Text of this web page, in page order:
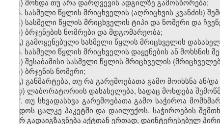
ე) მოხდა თუ არა დარღვევის ადგილზე გამოსწორება;
5. სასმელი წყლის მრიცხველის (აღრიცხვის კვანძის)
ა) სასმელი წყლის მრიცხველის ტიპი და ნომერი და
ბ) ბრჯენების ნომრები და მდგომარეობა;
გ) გამოყენებული სასმელი წყლის მრიცხველის
6. სასმელი წყლის მრიცხველის დაყენების ან მოხსნის
ა) შესაბამისი სასმელი წყლის მრიცხველის
ბ) ბრჯენის ნომერი;
გ) განმარტება, თუ რა გარემოებათა გამო მოიხსნა ან/
დ) ლაბორატორიის დასახელება, სადაც მოხდება
7. თუ სხვადასხვა გარემოებათა გამო საჭიროა
ჩაიდოს ცალკე პაკეტში და დაილუქოს. საჭიროების
მიერ გადაიგზავნება აქტთან ერთად, დაინტერესებულ